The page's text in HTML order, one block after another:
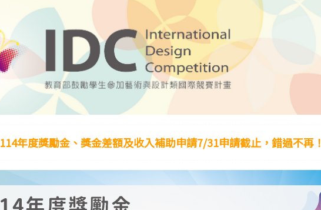
114年度獎勵金、獎金差額及收入補助申請7/31申請截止，錯過不再！